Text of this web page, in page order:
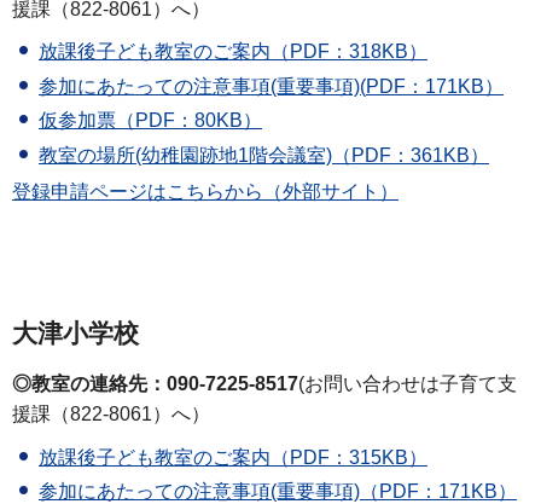
援課（822-8061）へ）
放課後子ども教室のご案内（PDF：318KB）
参加にあたっての注意事項(重要事項)(PDF：171KB）
仮参加票（PDF：80KB）
教室の場所(幼稚園跡地1階会議室)（PDF：361KB）
登録申請ページはこちらから（外部サイト）
大津小学校
◎教室の連絡先：090-7225-8517(お問い合わせは子育て支
援課（822-8061）へ）
放課後子ども教室のご案内（PDF：315KB）
参加にあたっての注意事項(重要事項)（PDF：171KB）